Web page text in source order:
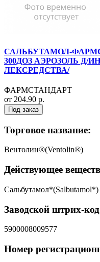
САЛЬБУТАМОЛ-
300ДОЗ АЭРОЗОЛЬ Д/
ЛЕКСРЕДСТВА/
ФАРМСТАНДАРТ
от 204.90 р.
Под заказ
Торговое название:
Вентолин®(Ventolin®)
Действующее
Сальбутамол*(Salbutamol*)
Заводской штрих-
5900008009577
Номер